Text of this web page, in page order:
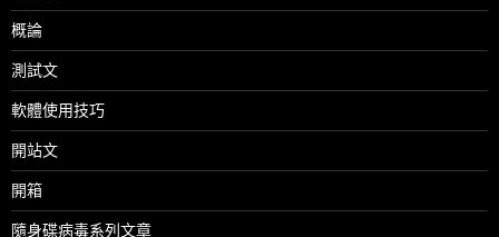
概論
測試文
軟體使用技巧
開站文
開箱
隨身碟病毒系列文章